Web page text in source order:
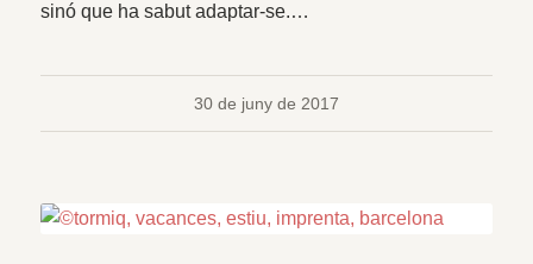
sinó que ha sabut adaptar-se.…
30 de juny de 2017